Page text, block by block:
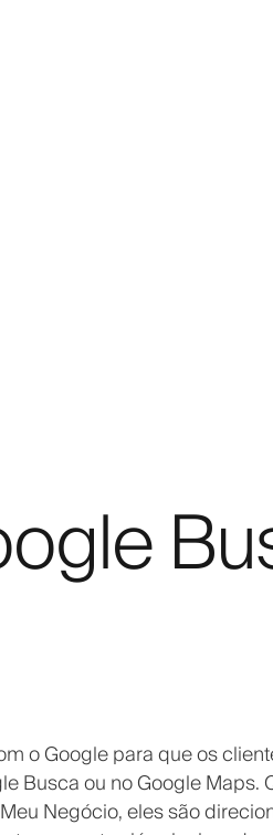
o Google para que os
Busca ou no Google Maps.
Negócio, eles são